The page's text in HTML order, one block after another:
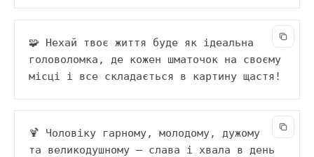
🧩 Нехай твоє життя буде як ідеальна
головоломка, де кожен шматочок на своєму
місці і все складається в картину щастя!
🍹 Чоловіку гарному, молодому, дужому
та великодушному — слава і хвала в день